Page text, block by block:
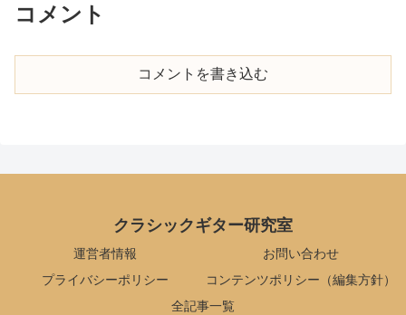
コメント
コメントを書き込む
クラシックギター研究室
運営者情報
お問い合わせ
プライバシーポリシー
コンテンツポリシー（編集方針）
全記事一覧